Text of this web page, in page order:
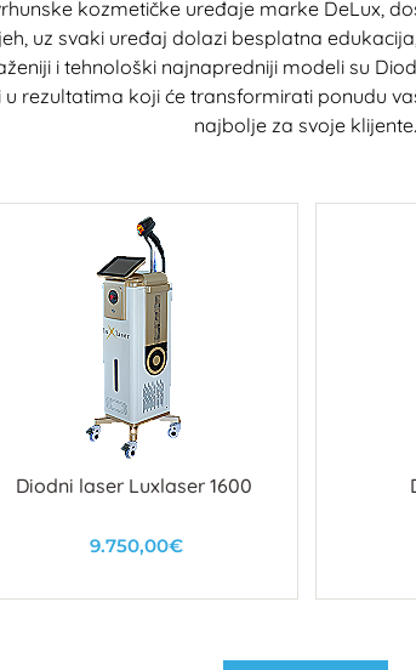
kozmetičke uređaje marke DeLux,
uz svaki uređaj dolazi besplatna
i tehnološki najnapredniji modeli su
u rezultatima koji će transformirati ponudu
najbolje za svoje klijente.
Diodni laser Luxlaser 1600
9.750,00€
U košaricu